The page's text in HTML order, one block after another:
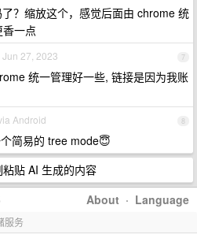
？缩放这个，感觉后面由 chrome 统
一点
7
Jun 27, 2023
统一管理好一些, 链接是因为我账
8
Android
简易的 tree mode😇
贴 AI 生成的内容
About · Language
服务